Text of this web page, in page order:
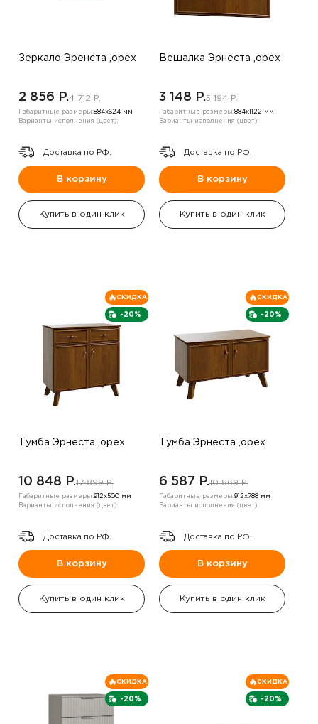
Зеркало Эренста ,орех
2 856 P.4 712 P.
Габаритные размеры:884х624 мм
Варианты исполнения (цвет):
Доставка по РФ.
В корзину
Купить в один клик
Вешалка Эрнеста ,орех
3 148 P.5 194 P.
Габаритные размеры:884х1122 мм
Варианты исполнения (цвет):
Доставка по РФ.
В корзину
Купить в один клик
-20%
СКИДКА
Тумба Эрнеста ,орех
10 848 P.17 899 P.
Габаритные размеры:912х500 мм
Варианты исполнения (цвет):
Доставка по РФ.
В корзину
Купить в один клик
-20%
СКИДКА
Тумба Эрнеста ,орех
6 587 P.10 869 P.
Габаритные размеры:912х788 мм
Варианты исполнения (цвет):
Доставка по РФ.
В корзину
Купить в один клик
-20%
СКИДКА
-20%
СКИДКА